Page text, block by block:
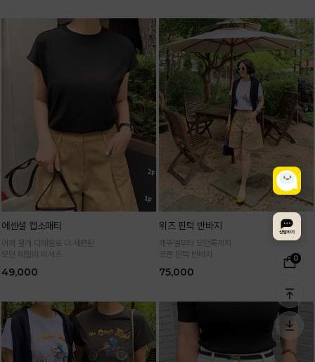
0
에센셜 캡소매티
어깨 절개 디테일로 더 세련된
모던 데일리 티셔츠
49,000
위즈 핀턱 반바지
캐주얼부터 모던룩까지
코튼 핀턱 반바지
75,000